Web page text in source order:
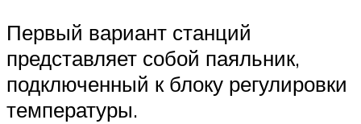
Первый вариант станций
представляет собой паяльник,
подключенный к блоку регулировки
температуры.